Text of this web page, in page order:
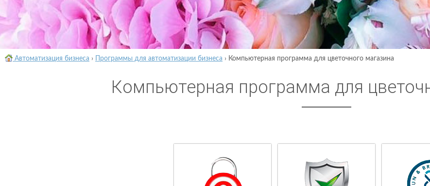
Автоматизация бизнеса › Программы для автоматизации бизнеса › Компьютерная программа для цветочного магазина
Компьютерная программа для